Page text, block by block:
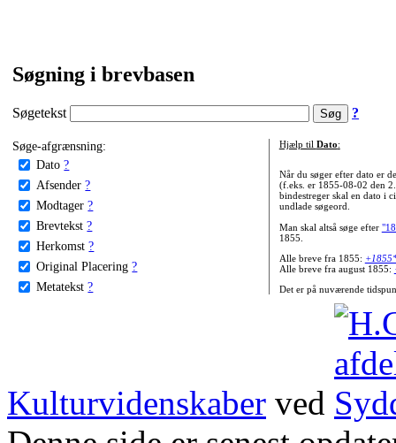
Søgning i brevbasen
Søgetekst ?
Søge-afgrænsning:
Dato ?
Afsender ?
Modtager ?
Brevtekst ?
Herkomst ?
Original Placering ?
Metatekst ?
Hjælp til Dato:
Når du søger efter dato er
(f.eks. er 1855-08-02 den
bindestreger skal en dato i
undlade søgeord.
Man skal altså søge efter
1855.
Alle breve fra 1855:
Alle breve fra august 1855:
Det er på nuværende
Kulturvidenskaber ved